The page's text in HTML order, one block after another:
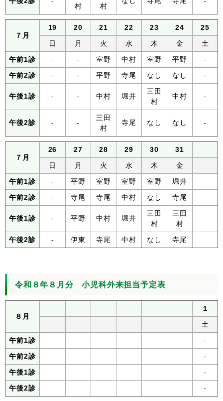
村 村
７月
19 20 21 22 23 24
25
日
月 火 水 木 金
土
午前1診
- - 室野 中村 室野 平野
-
午前2診
- - 平野 寺尾 なし なし -
午後1診 - - 中村 堀井
三田
村
中村 -
午後2診 - -
三田
村
寺尾 なし なし -
７月
26 27 28 29 30
31
日
月 火 水 木
金
午前1診
- 平野 室野 室野 室野
堀井
午前2診
- 寺尾 寺尾 中村 なし 寺尾
午後1診 - 平野 中村 堀井
三田
村
三田
村
午後2診
- 伊東 寺尾 中村 なし 寺尾
令和８年８月分 小児科外来担当予定表
８月
１
土
午前1診
-
午前2診
-
午後1診
-
午後2診
-